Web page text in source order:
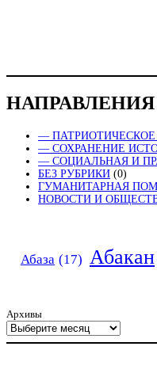
—
— СОХРАНЕНИЕ
— СОЦИАЛЬНАЯ И
БЕЗ РУБРИКИ (0)
ГУМАНИТАРНАЯ
НОВОСТИ И
Абаза (17) Абакан
Архивы